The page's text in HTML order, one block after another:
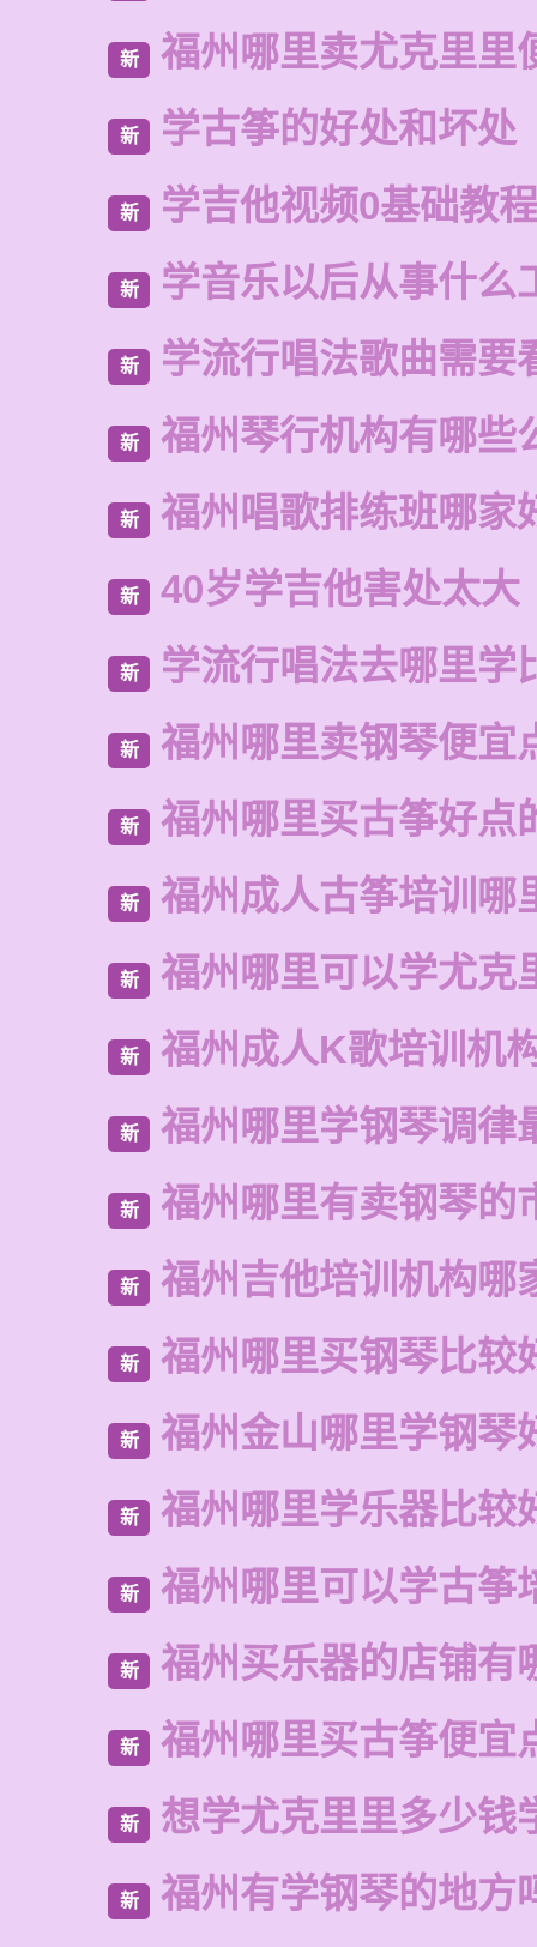
新 福州哪里卖尤克里里
新 学古筝的好处和坏处
新 学吉他视频0基础教
新 学音乐以后从事什么
新 学流行唱法歌曲需要
新 福州琴行机构有哪些
新 福州唱歌排练班哪家
新 40岁学吉他害处太大
新 学流行唱法去哪里学
新 福州哪里卖钢琴便宜
新 福州哪里买古筝好点
新 福州成人古筝培训哪
新 福州哪里可以学尤克
新 福州成人K歌培训机
新 福州哪里学钢琴调律
新 福州哪里有卖钢琴的
新 福州吉他培训机构哪
新 福州哪里买钢琴比较
新 福州金山哪里学钢琴
新 福州哪里学乐器比较
新 福州哪里可以学古筝
新 福州买乐器的店铺有
新 福州哪里买古筝便宜
新 想学尤克里里多少钱
新 福州有学钢琴的地方